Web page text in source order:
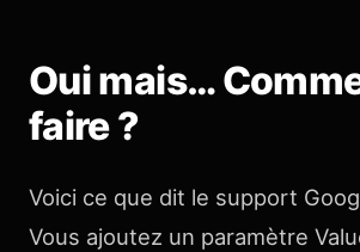
Oui mais…
faire ?
Voici ce que dit le support
Vous ajoutez un paramètre